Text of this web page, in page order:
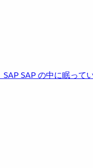
SAPSAP の中に眠って